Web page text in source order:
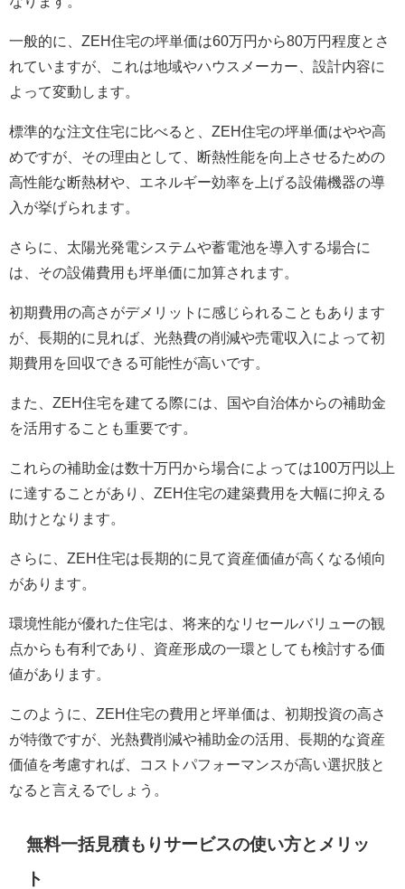
一般的に、ZEH住宅の坪単価は60万円から80万円程度とさ
れていますが、これは地域やハウスメーカー、設計内容に
よって変動します。
標準的な注文住宅に比べると、ZEH住宅の坪単価はやや高
めですが、その理由として、断熱性能を向上させるための
高性能な断熱材や、エネルギー効率を上げる設備機器の導
入が挙げられます。
さらに、太陽光発電システムや蓄電池を導入する場合に
は、その設備費用も坪単価に加算されます。
初期費用の高さがデメリットに感じられることもあります
が、長期的に見れば、光熱費の削減や売電収入によって初
期費用を回収できる可能性が高いです。
また、ZEH住宅を建てる際には、国や自治体からの補助金
を活用することも重要です。
これらの補助金は数十万円から場合によっては100万円以上
に達することがあり、ZEH住宅の建築費用を大幅に抑える
助けとなります。
さらに、ZEH住宅は長期的に見て資産価値が高くなる傾向
があります。
環境性能が優れた住宅は、将来的なリセールバリューの観
点からも有利であり、資産形成の一環としても検討する価
値があります。
このように、ZEH住宅の費用と坪単価は、初期投資の高さ
が特徴ですが、光熱費削減や補助金の活用、長期的な資産
価値を考慮すれば、コストパフォーマンスが高い選択肢と
なると言えるでしょう。
無料一括見積もりサービスの使い方とメリッ
ト